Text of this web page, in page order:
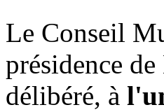
Le Conseil
présidence
délibéré, à